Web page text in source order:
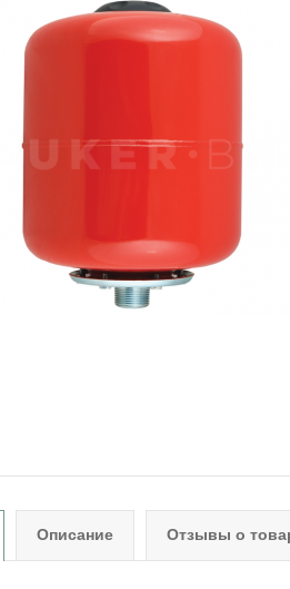
Описание Отзывы о